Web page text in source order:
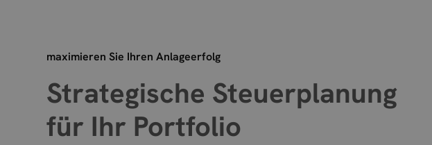
maximieren Sie Ihren Anlageerfolg
Strategische Steuerplanung
für Ihr Portfolio